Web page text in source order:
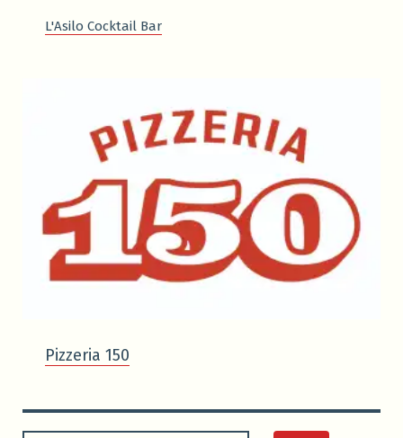
L'Asilo Cocktail Bar
Pizzeria 150